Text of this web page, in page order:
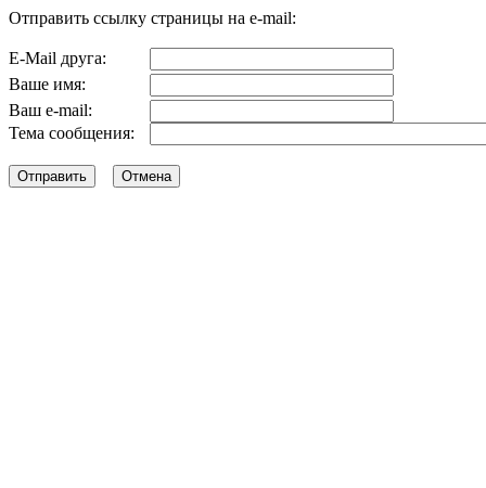
Отправить ссылку страницы на e-mail:
E-Mail друга:
Ваше имя:
Ваш e-mail:
Тема сообщения: